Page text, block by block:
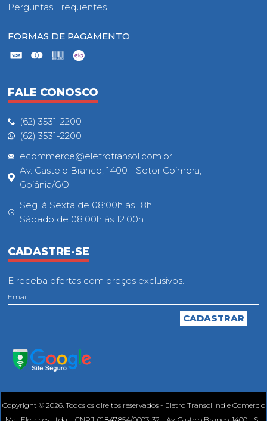
Perguntas Frequentes
FORMAS DE PAGAMENTO
FALE CONOSCO
(62) 3531-2200
(62) 3531-2200
ecommerce@eletrotransol.com.br
Av. Castelo Branco, 1400 - Setor Coimbra,
Goiânia/GO
Seg. à Sexta de 08:00h às 18h.
Sábado de 08:00h às 12:00h
CADASTRE-SE
E receba ofertas com preços exclusivos.
Copyright © 2026. Todos os direitos reservados - Eletro Transol Ind e Comercio